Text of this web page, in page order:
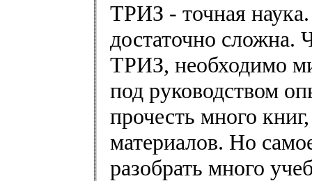
ТРИЗ - точная
достаточно сложна.
ТРИЗ, необходимо
под руководством
прочесть много
материалов. Но
разобрать много